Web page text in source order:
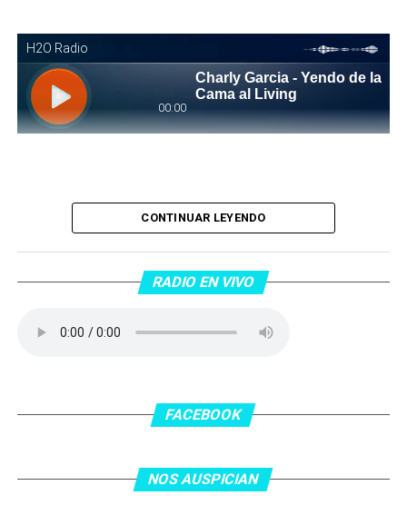
Piantaos por el Tango. Piantaos por el Tango es un
programa radiofónico semanal conducido y dirigido por
Raúl Mamone con el objetivo de difundir el Tango desde
CONTINUAR LEYENDO
RADIO EN VIVO
FACEBOOK
NOS AUSPICIAN